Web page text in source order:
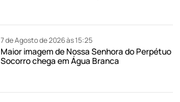
7 de Agosto de 2026 às 15:25
Maior imagem de Nossa Senhora do Perpétuo
Socorro chega em Água Branca